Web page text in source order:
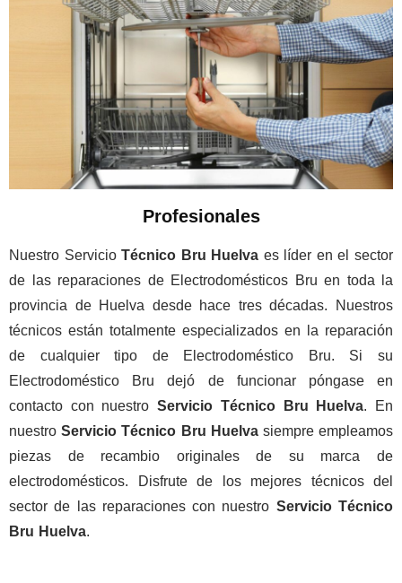
Profesionales
Nuestro ServicioTécnico Bru Huelva es líder en el sector
de las reparaciones de Electrodomésticos Bru en toda la
provincia de Huelva desde hace tres décadas. Nuestros
técnicos están totalmente especializados en la reparación
de cualquier tipo de Electrodoméstico Bru. Si su
Electrodoméstico Bru dejó de funcionar póngase en
contacto con nuestroServicio Técnico Bru Huelva. En
nuestroServicio Técnico Bru Huelva siempre empleamos
piezas de recambio originales de su marca de
electrodomésticos. Disfrute de los mejores técnicos del
sector de las reparaciones con nuestro Servicio Técnico
Bru Huelva.